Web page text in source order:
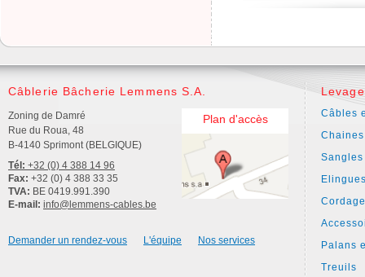
Câblerie Bâcherie Lemmens S.A.
Plan d'accès
Zoning de Damré
Rue du Roua, 48
B-4140 Sprimont (BELGIQUE)
Tél: +32 (0) 4 388 14 96
Fax: +32 (0) 4 388 33 35
TVA: BE 0419.991.390
E-mail: info@lemmens-cables.be
Demander un rendez-vous L'équipe Nos services
Câbles
Palans
Treuils